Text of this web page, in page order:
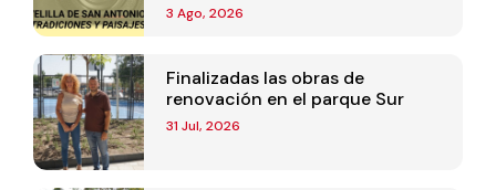
3 Ago, 2026
Finalizadas las obras de
renovación en el parque Sur
31 Jul, 2026